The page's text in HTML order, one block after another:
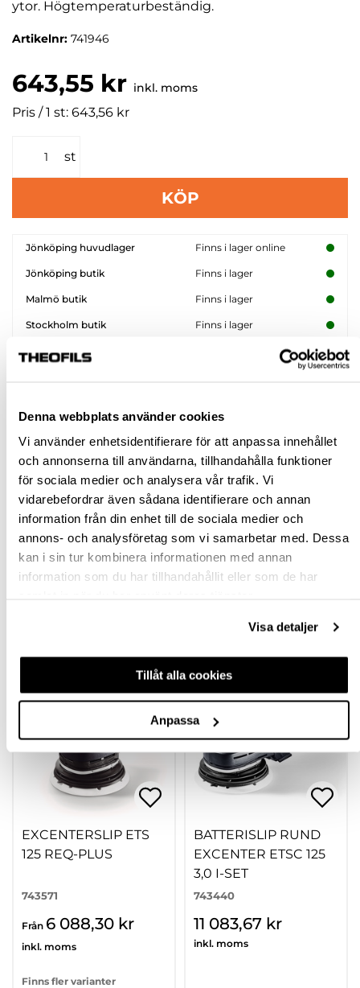
Denna webbplats använder cookies
Vi använder enhetsidentifierare för att anpassa innehållet
och annonserna till användarna, tillhandahålla funktioner
för sociala medier och analysera vår trafik. Vi
vidarebefordrar även sådana identifierare och annan
information från din enhet till de sociala medier och
annons- och analysföretag som vi samarbetar med. Dessa
kan i sin tur kombinera informationen med annan
information som du har tillhandahållit eller som de har
Visa detaljer
Tillåt alla cookies
Anpassa
ytor. Högtemperaturbeständig.
Artikelnr: 741946
643,55 kr inkl. moms
Pris / 1 st: 643,56 kr
st
KÖP
Jönköping huvudlager Finns i lager online
Jönköping butik Finns i lager
Malmö butik Finns i lager
Stockholm butik Finns i lager
Snabba leveranser
BESKRIVNING
SPECIFIKATION
FRÅGA OM PRODUKT
RECENSIONER
EXCENTERSLIP ETS
125 REQ-PLUS
743571
Från 6 088,30 kr
inkl. moms
Finns fler varianter
BATTERISLIP RUND
EXCENTER ETSC 125
3,0 I-SET
743440
11 083,67 kr
inkl. moms